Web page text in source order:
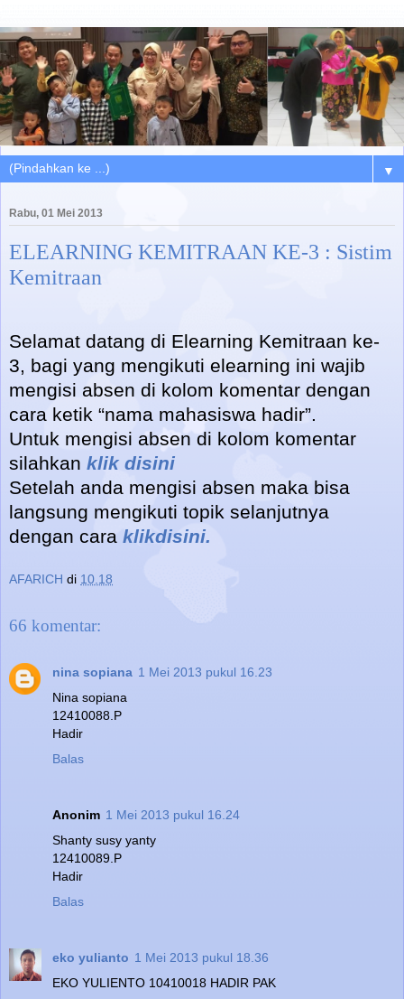
▼
Rabu, 01 Mei 2013
ELEARNING KEMITRAAN KE-3 : Sistim
Kemitraan
Selamat datang di Elearning Kemitraan ke-
3, bagi yang mengikuti elearning ini wajib
mengisi absen di kolom komentar dengan
cara ketik “nama mahasiswa hadir”.
Untuk mengisi absen di kolom komentar
silahkan klik disini
Setelah anda mengisi absen maka bisa
langsung mengikuti topik selanjutnya
dengan cara klikdisini.
AFARICH di 10.18
66 komentar:
nina sopiana 1 Mei 2013 pukul 16.23
Nina sopiana
12410088.P
Hadir
Balas
Anonim 1 Mei 2013 pukul 16.24
Shanty susy yanty
12410089.P
Hadir
Balas
eko yulianto 1 Mei 2013 pukul 18.36
EKO YULIENTO 10410018 HADIR PAK